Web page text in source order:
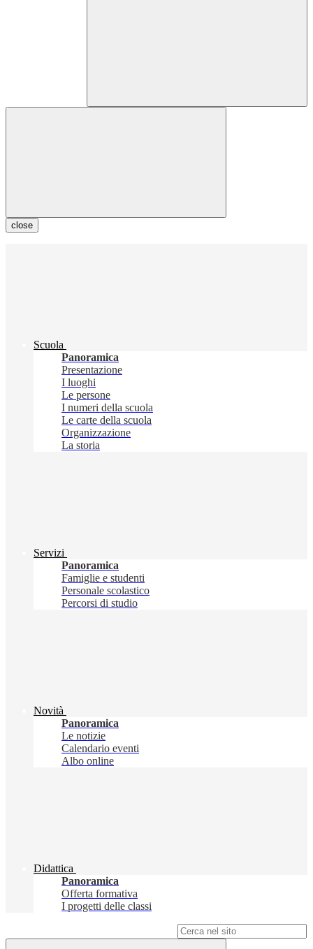
close
Scuola
Panoramica
Presentazione
I luoghi
Le persone
I numeri della scuola
Le carte della scuola
Organizzazione
La storia
Servizi
Panoramica
Famiglie e studenti
Personale scolastico
Percorsi di studio
Novità
Panoramica
Le notizie
Calendario eventi
Albo online
Didattica
Panoramica
Offerta formativa
I progetti delle classi